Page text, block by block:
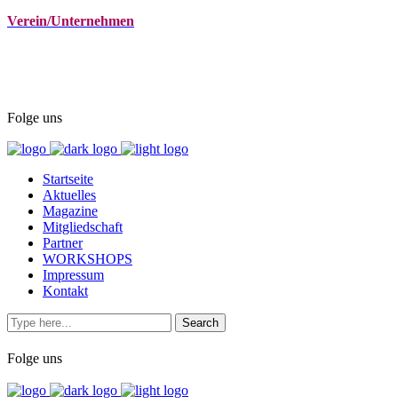
Verein/Unternehmen
Folge uns
Startseite
Aktuelles
Magazine
Mitgliedschaft
Partner
WORKSHOPS
Impressum
Kontakt
Folge uns